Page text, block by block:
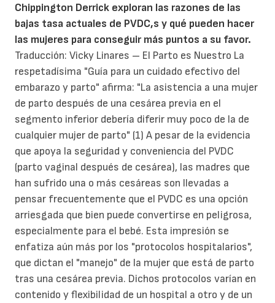
Chippington Derrick exploran las razones de las
bajas tasa actuales de PVDC,s y qué pueden hacer
las mujeres para conseguir más puntos a su favor.
Traducción: Vicky Linares – El Parto es Nuestro La
respetadísima "Guía para un cuidado efectivo del
embarazo y parto" afirma: "La asistencia a una mujer
de parto después de una cesárea previa en el
segmento inferior debería diferir muy poco de la de
cualquier mujer de parto" (1) A pesar de la evidencia
que apoya la seguridad y conveniencia del PVDC
(parto vaginal después de cesárea), las madres que
han sufrido una o más cesáreas son llevadas a
pensar frecuentemente que el PVDC es una opción
arriesgada que bien puede convertirse en peligrosa,
especialmente para el bebé. Esta impresión se
enfatiza aún más por los "protocolos hospitalarios",
que dictan el "manejo" de la mujer que está de parto
tras una cesárea previa. Dichos protocolos varían en
contenido y flexibilidad de un hospital a otro y de un